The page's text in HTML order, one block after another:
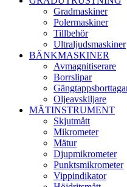
Gradmaskiner
Polermaskiner
Tillbehör
Ultraljudsmaskiner
BÄNKMASKINER
Avmagnitiserare
Borrslipar
Oljeavskiljare
MÄTINSTRUMENT
Skjutmått
Mikrometer
Mätur
Djupmikrometer
Punktsmikrometer
Vippindikator